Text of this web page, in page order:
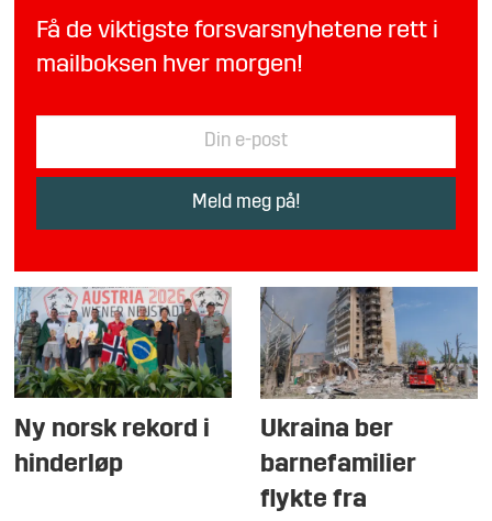
Få de viktigste forsvarsnyhetene rett i
mailboksen hver morgen!
Ny norsk rekord i
hinderløp
Ukraina ber
barnefamilier
flykte fra